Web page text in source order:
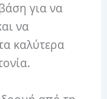
για να
να
καλύτερα